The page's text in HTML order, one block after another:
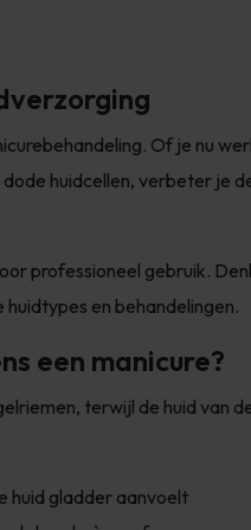
Of je nu
huidcellen, verbeter je
professioneel gebruik.
en behandelingen.
een manicure?
terwijl de huid van
huid gladder aanvoelt